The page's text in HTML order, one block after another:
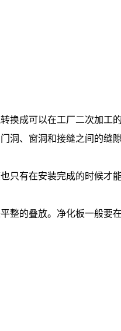
换成可以在工厂二次加工
洞、窗洞和接缝之间的缝
只有在安装完成的时候才
整的叠放。净化板一般要